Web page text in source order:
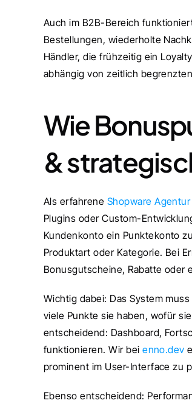
Auch im B2B-Bereich
Bestellungen, wiederholte
Händler, die frühzeitig ein
abhängig von zeitlich
Wie
&
Als erfahrene Shopware Agentur
Plugins oder Custom-
Kundenkonto ein Punktekonto
Produktart oder Kategorie. Bei
Bonusgutscheine, Rabatte oder
Wichtig dabei: Das System
viele Punkte sie haben, wofür
entscheidend: Dashboard,
funktionieren. Wir bei enno.dev
prominent im User-Interface zu
Ebenso entscheidend: